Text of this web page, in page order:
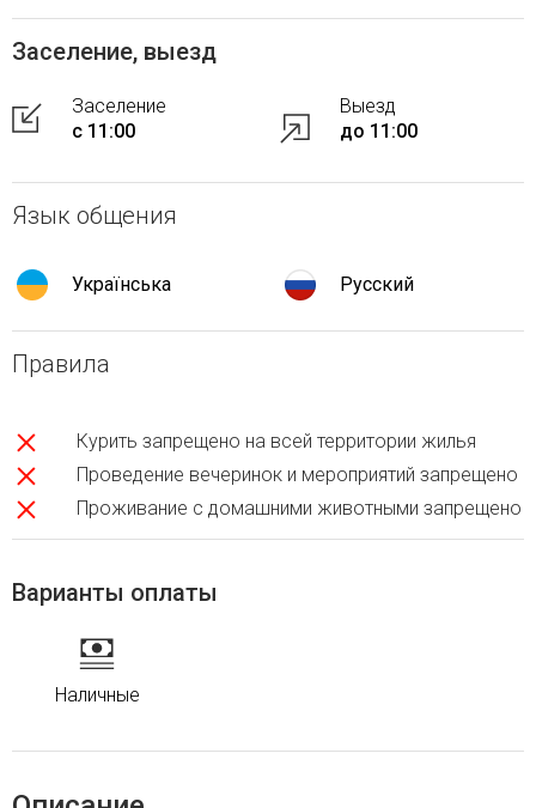
Заселение, выезд
Заселение
с 11:00
Выезд
до 11:00
Язык общения
Українська Русский
Правила
Курить запрещено на всей территории жилья
Проведение вечеринок и мероприятий запрещено
Проживание с домашними животными запрещено
Варианты оплаты
Наличные